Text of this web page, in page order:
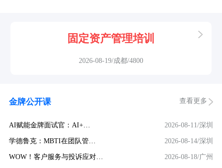
固定资产管理培训
2026-08-19/成都/4800
金牌公开课 查看更多
AI赋能金牌面试官：AI+… 2026-08-11/深圳
学德鲁克：MBTI在团队管… 2026-08-14/深圳
WOW！客户服务与投诉应对… 2026-08-18/广州